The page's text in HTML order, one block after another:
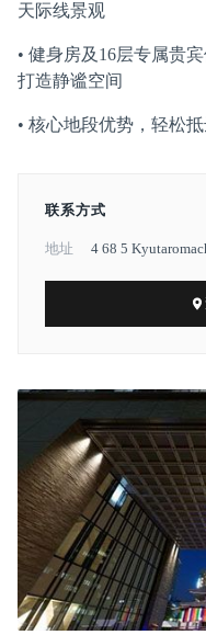
天际线景观
• 健身房及16层专属贵
打造静谧空间
• 核心地段优势，轻松
联系方式
地址 4 68 5